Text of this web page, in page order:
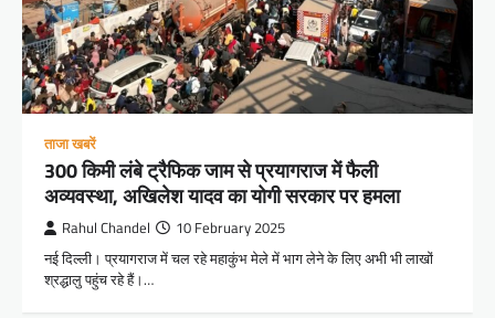
ताजा खबरें
300 किमी लंबे ट्रैफिक जाम से प्रयागराज में फैली
अव्यवस्था, अखिलेश यादव का योगी सरकार पर हमला
Rahul Chandel 10 February 2025
नई दिल्ली। प्रयागराज में चल रहे महाकुंभ मेले में भाग लेने के लिए अभी भी लाखों
श्रद्धालु पहुंच रहे हैं।…